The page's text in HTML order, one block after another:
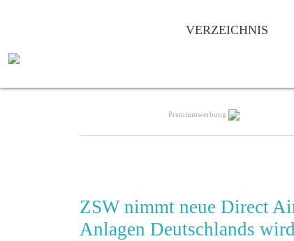
VERZEICHNIS
Premiumwerbung
ZSW nimmt neue Direct
Anlagen Deutschlands